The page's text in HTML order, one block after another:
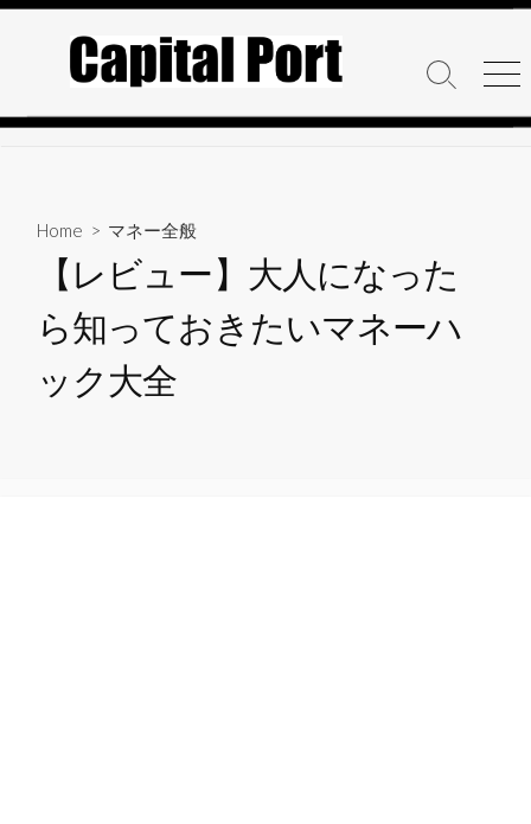
コ
ツ
検
ト
メ
ュ
Home > マネー全般
【レビュー】大人になった
ら知っておきたいマネーハ
ック大全